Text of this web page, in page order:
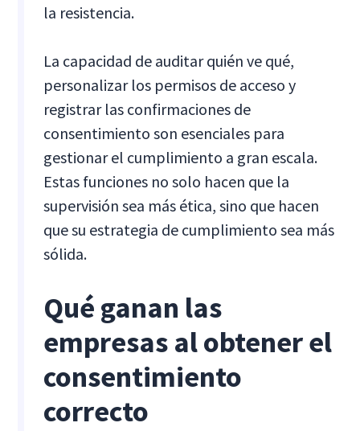
la resistencia.
La capacidad de auditar quién ve qué,
personalizar los permisos de acceso y
registrar las confirmaciones de
consentimiento son esenciales para
gestionar el cumplimiento a gran escala.
Estas funciones no solo hacen que la
supervisión sea más ética, sino que hacen
que su estrategia de cumplimiento sea más
sólida.
Qué ganan las
empresas al obtener el
consentimiento
correcto